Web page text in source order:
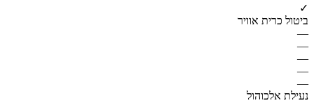
✓
ביטול כרית אוויר
—
—
—
—
—
נעילת אלכוהול